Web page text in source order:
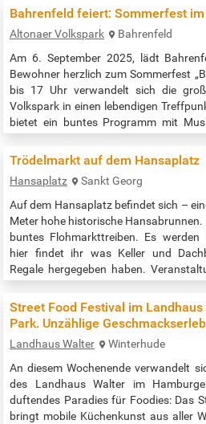
kinderflohmarkt-in-tornesch-am-
Bahrenfeld feiert: Sommerfest
Altonaer Volkspark
Bahrenfeld
Am 6. September 2025, lädt
Bewohner herzlich zum Sommerfest
bis 17 Uhr verwandelt sich die
Volkspark in einen lebendigen
bietet ein buntes Programm mit
Besucher sind eingeladen, ihre
Trödelmarkt auf dem Hansaplatz
Hansaplatz
Sankt Georg
Auf dem Hansaplatz befindet sich –
Meter hohe historische
buntes Flohmarkttreiben. Es werden
hier findet ihr was Keller und
Regale hergegeben haben.
Street Food Festival im
Park. Unzählige
Landhaus Walter
Winterhude
An diesem Wochenende verwandelt
des Landhaus Walter im
duftendes Paradies für Foodies: Das
bringt mobile Küchenkunst aus aller